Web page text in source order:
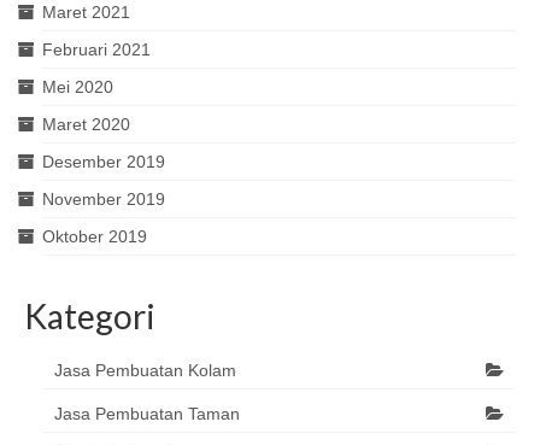
Maret 2021
Februari 2021
Mei 2020
Maret 2020
Desember 2019
November 2019
Oktober 2019
Kategori
Jasa Pembuatan Kolam
Jasa Pembuatan Taman